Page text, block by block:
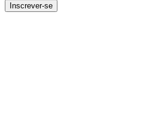
Inscrever-se